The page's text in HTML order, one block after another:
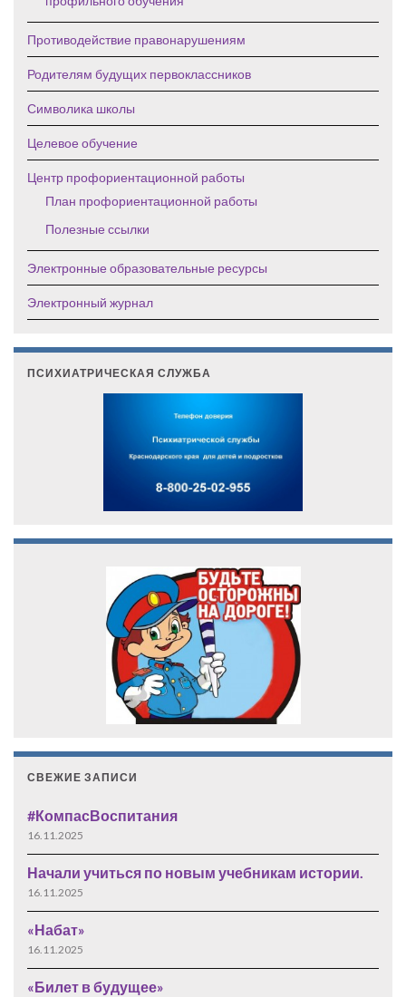
Противодействие правонарушениям
Родителям будущих первоклассников
Символика школы
Целевое обучение
Центр профориентационной работы
План профориентационной работы
Полезные ссылки
Электронные образовательные ресурсы
Электронный журнал
ПСИХИАТРИЧЕСКАЯ СЛУЖБА
СВЕЖИЕ ЗАПИСИ
#КомпасВоспитания
16.11.2025
Начали учиться по новым учебникам истории.
16.11.2025
«Набат»
16.11.2025
«Билет в будущее»